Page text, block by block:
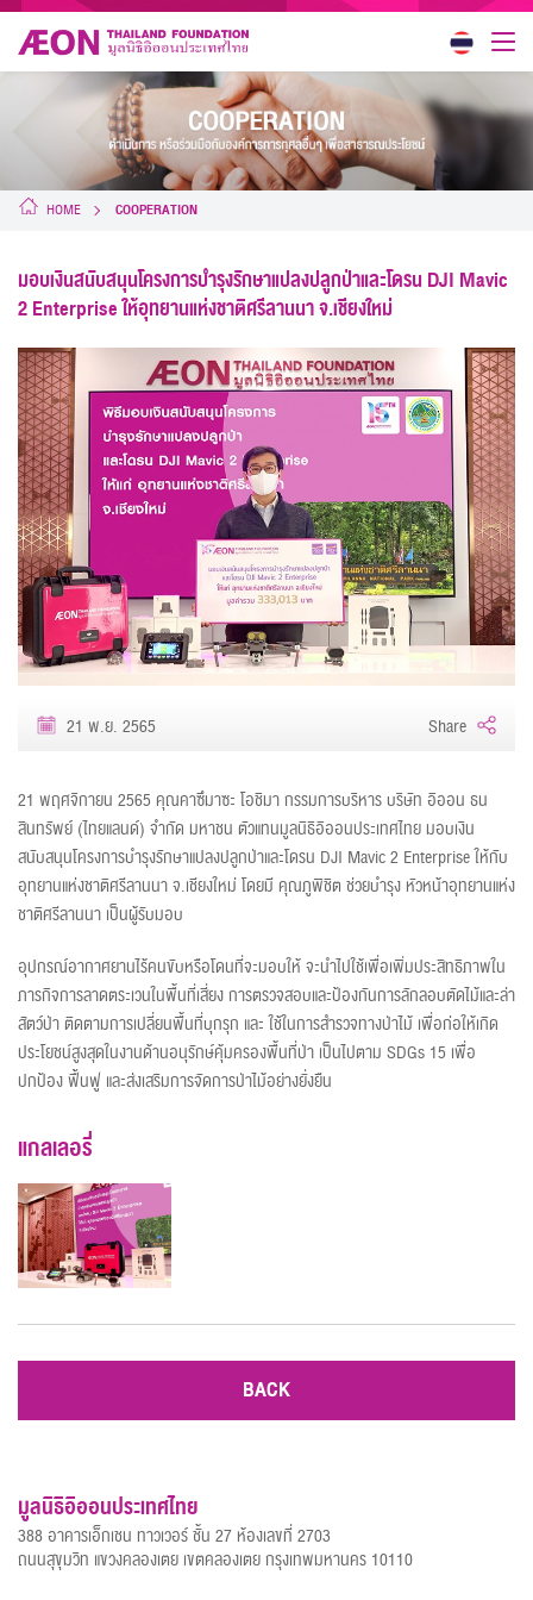
HOME COOPERATION
มอบเงินสนับสนุนโครงการบำรุงรักษาแปลงปลูกป่าและโดรน DJI Mavic
2 Enterprise ให้อุทยานแห่งชาติศรีลานนา จ.เชียงใหม่
21 พ.ย. 2565 Share
21 พฤศจิกายน 2565 คุณคาซึมาซะ โอชิมา กรรมการบริหาร บริษัท อิออน ธน
สินทรัพย์ (ไทยแลนด์) จำกัด มหาชน ตัวแทนมูลนิธิอิออนประเทศไทย มอบเงิน
สนับสนุนโครงการบำรุงรักษาแปลงปลูกป่าและโดรน DJI Mavic 2 Enterprise ให้กับ
อุทยานแห่งชาติศรีลานนา จ.เชียงใหม่ โดยมี คุณภูพิชิต ช่วยบำรุง หัวหน้าอุทยานแห่ง
ชาติศรีลานนา เป็นผู้รับมอบ
อุปกรณ์อากาศยานไร้คนขับหรือโดนที่จะมอบให้ จะนำไปใช้เพื่อเพิ่มประสิทธิภาพใน
ภารกิจการลาดตระเวนในพื้นที่เสี่ยง การตรวจสอบและป้องกันการลักลอบตัดไม้และล่า
สัตว์ป่า ติดตามการเปลี่ยนพื้นที่บุกรุก และ ใช้ในการสำรวจทางป่าไม้ เพื่อก่อให้เกิด
ประโยชน์สูงสุดในงานด้านอนุรักษ์คุ้มครองพื้นที่ป่า เป็นไปตาม SDGs 15 เพื่อ
ปกป้อง ฟื้นฟู และส่งเสริมการจัดการป่าไม้อย่างยั่งยืน
แกลเลอรี่
BACK
มูลนิธิอิออนประเทศไทย
388 อาคารเอ็กเชน ทาวเวอร์ ชั้น 27 ห้องเลขที่ 2703
ถนนสุขุมวิท แขวงคลองเตย เขตคลองเตย กรุงเทพมหานคร 10110